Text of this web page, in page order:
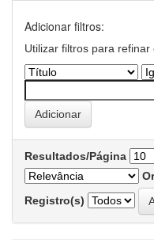
Adicionar filtros:
Utilizar filtros para refinar
Resultados/Página
Registro(s)